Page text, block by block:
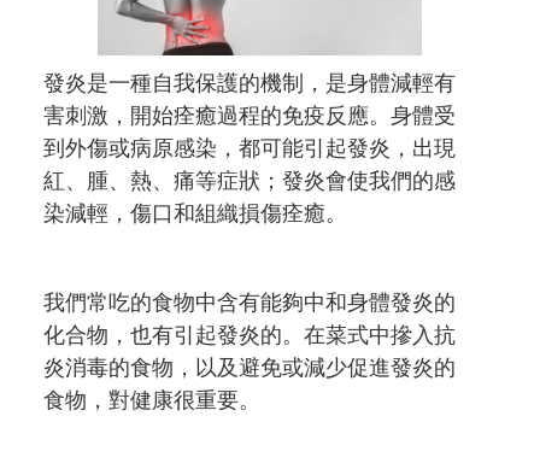
發炎是一種自我保護的機制，是身體減輕有
害刺激，開始痊癒過程的免疫反應。身體受
到外傷或病原感染，都可能引起發炎，出現
紅、腫、熱、痛等症狀；發炎會使我們的感
染減輕，傷口和組織損傷痊癒。
我們常吃的食物中含有能夠中和身體發炎的
化合物，也有引起發炎的。在菜式中摻入抗
炎消毒的食物，以及避免或減少促進發炎的
食物，對健康很重要。